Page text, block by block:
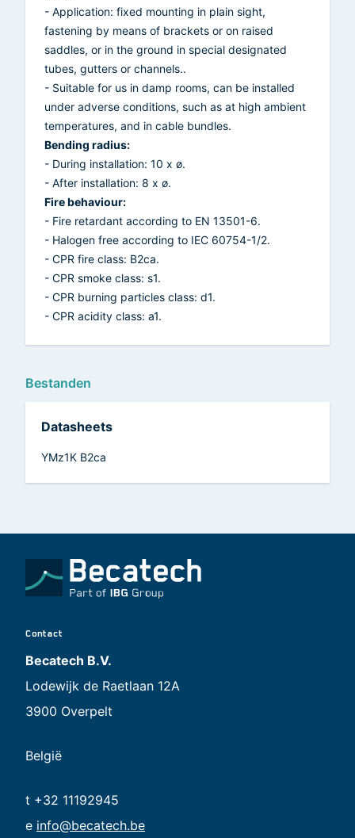
- Application: fixed mounting in plain sight,
fastening by means of brackets or on raised
saddles, or in the ground in special designated
tubes, gutters or channels..
- Suitable for us in damp rooms, can be installed
under adverse conditions, such as at high ambient
temperatures, and in cable bundles.
Bending radius:
- During installation: 10 x ø.
- After installation: 8 x ø.
Fire behaviour:
- Fire retardant according to EN 13501-6.
- Halogen free according to IEC 60754-1/2.
- CPR fire class: B2ca.
- CPR smoke class: s1.
- CPR burning particles class: d1.
- CPR acidity class: a1.
Bestanden
Datasheets
YMz1K B2ca
Contact
Becatech B.V.
Lodewijk de Raetlaan 12A
3900 Overpelt
België
t +32 11192945
e info@becatech.be